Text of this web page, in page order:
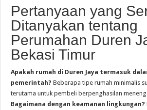
Pertanyaan yang
Ditanyakan tentang
Perumahan Duren
Bekasi Timur
Apakah rumah di Duren Jaya termasuk
pemerintah? Beberapa tipe rumah minimalis
terutama untuk pembeli berpenghasilan
Bagaimana dengan keamanan lingkungan?